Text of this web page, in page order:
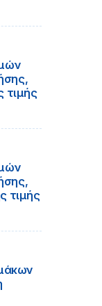
τιμής
τιμής